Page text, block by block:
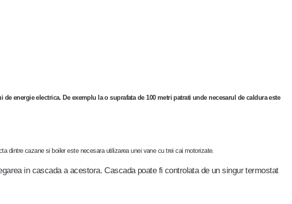
energie electrica. De exemplu la o suprafata de 100 metri patrati unde necesarul de caldura este
dintre cazane si boiler este necesara utilizarea unei vane cu trei cai motorizate.
in cascada a acestora. Cascada poate fi controlata de un singur termostat